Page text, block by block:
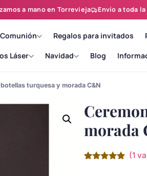
a mano en Torrevieja Envío a toda
Regalos para invitados
Láser Navidad Blog
turquesa y morada C&N
morada
(1